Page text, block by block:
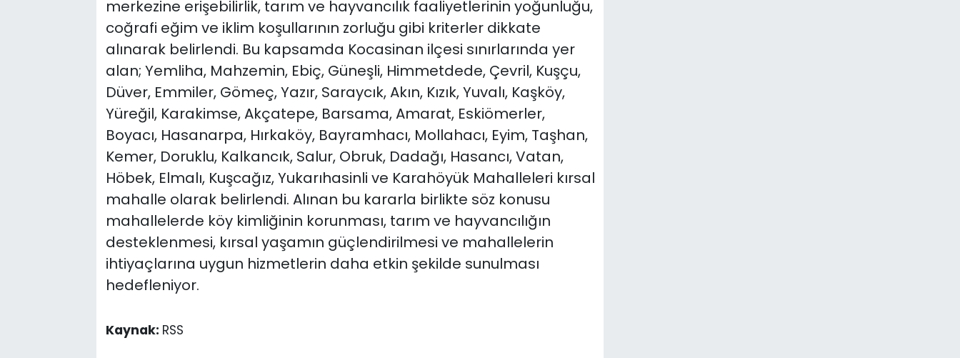
merkezine erişebilirlik, tarım ve hayvancılık faaliyetlerinin yoğunluğu,
coğrafi eğim ve iklim koşullarının zorluğu gibi kriterler dikkate
alınarak belirlendi. Bu kapsamda Kocasinan ilçesi sınırlarında yer
alan; Yemliha, Mahzemin, Ebiç, Güneşli, Himmetdede, Çevril, Kuşçu,
Düver, Emmiler, Gömeç, Yazır, Saraycık, Akın, Kızık, Yuvalı, Kaşköy,
Yüreğil, Karakimse, Akçatepe, Barsama, Amarat, Eskiömerler,
Boyacı, Hasanarpa, Hırkaköy, Bayramhacı, Mollahacı, Eyim, Taşhan,
Kemer, Doruklu, Kalkancık, Salur, Obruk, Dadağı, Hasancı, Vatan,
Höbek, Elmalı, Kuşcağız, Yukarıhasinli ve Karahöyük Mahalleleri kırsal
mahalle olarak belirlendi. Alınan bu kararla birlikte söz konusu
mahallelerde köy kimliğinin korunması, tarım ve hayvancılığın
desteklenmesi, kırsal yaşamın güçlendirilmesi ve mahallelerin
ihtiyaçlarına uygun hizmetlerin daha etkin şekilde sunulması
hedefleniyor.
Kaynak: RSS